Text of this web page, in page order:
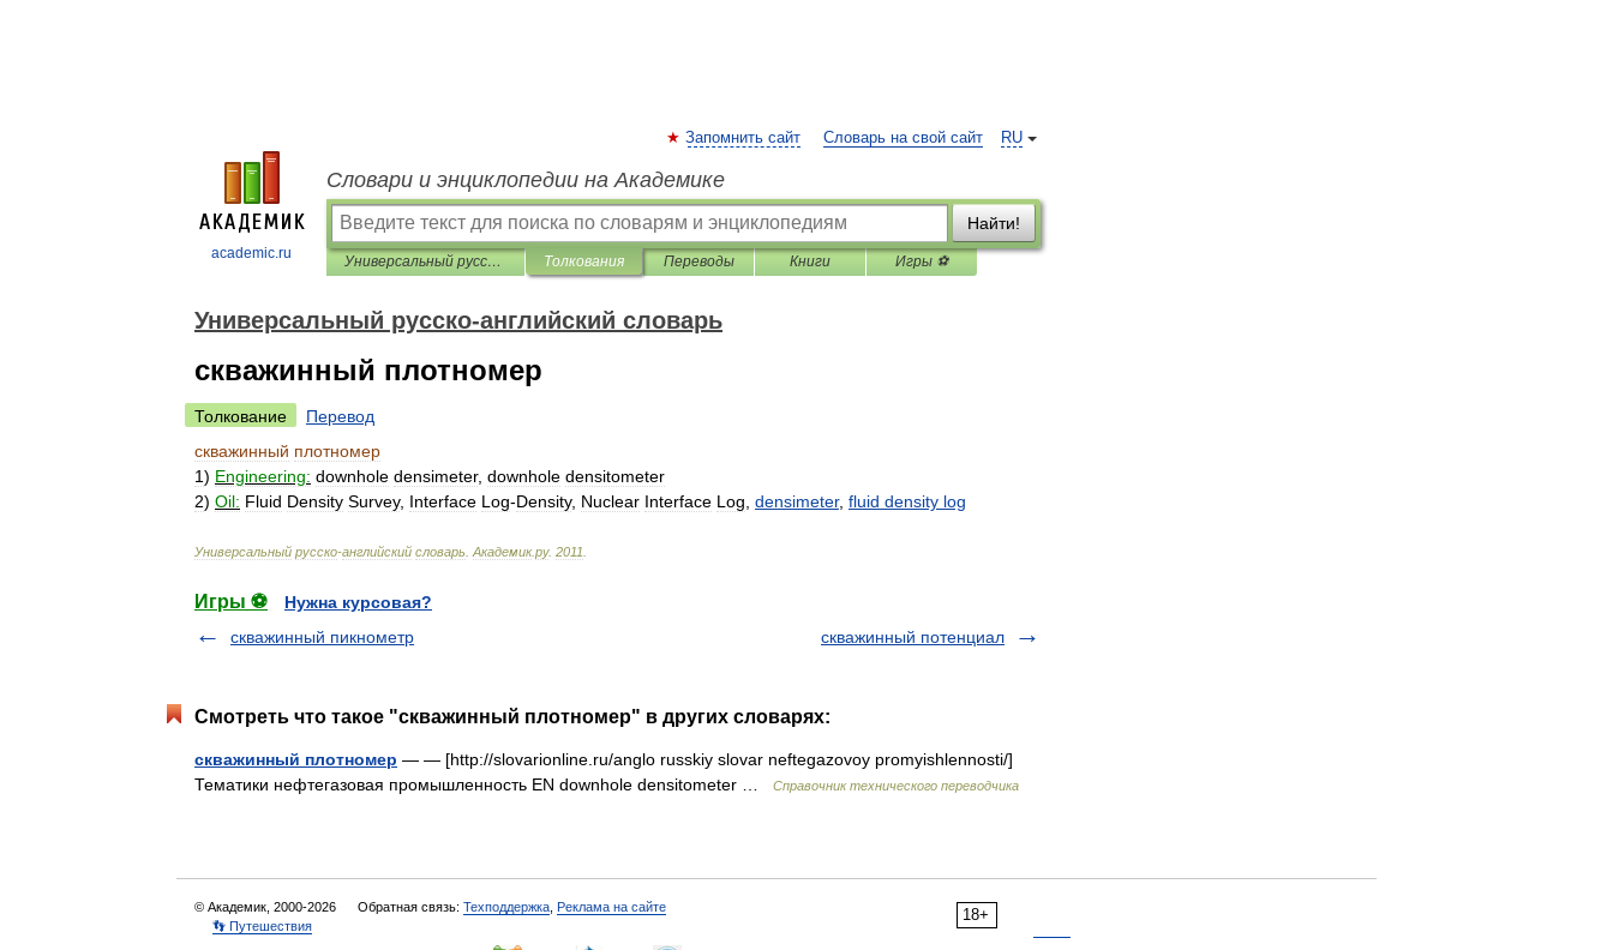
academic.ru
RU
Запомнить сайт Словарь на свой сайт
Словари и энциклопедии на Академике
Найти!
Универсальный русско-английский словарь Толкования Переводы Книги Игры ⚽
Универсальный русско-английский словарь
скважинный плотномер
Толкование
Перевод
скважинный плотномер
1) Engineering: downhole densimeter, downhole densitometer
2) Oil: Fluid Density Survey, Interface Log-Density, Nuclear Interface Log densimeter, fluid density log
Универсальный русско-английский словарь Академик.ру. 2011
Игры ⚽
Нужна курсовая?
скважинный пикнометр
скважинный потенциал
Смотреть что такое "скважинный плотномер" в других словарях:
скважинный плотномер — — [http://slovarionline.ru/anglo russkiy slovar neftegazovoy promyishlennosti/]
Тематики нефтегазовая промышленность EN downhole densitometer …
Справочник технического переводчика
18+
© Академик, 2000-2026 Обратная связь: Техподдержка Реклама на сайте
👣 Путешествия